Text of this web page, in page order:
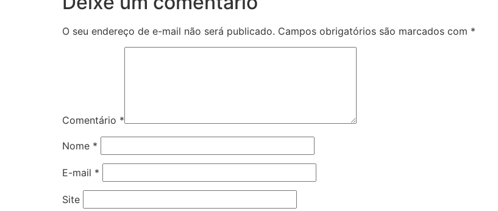
O seu endereço de e-mail não será publicado. Campos obrigatórios são marcados com *
Comentário *
Nome *
E-mail *
Site